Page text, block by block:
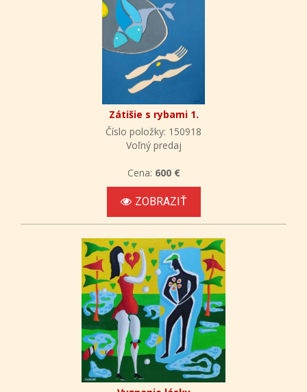
Zátišie s rybami 1.
Číslo položky: 150918
Voľný predaj
Cena: 600 €
ZOBRAZIŤ